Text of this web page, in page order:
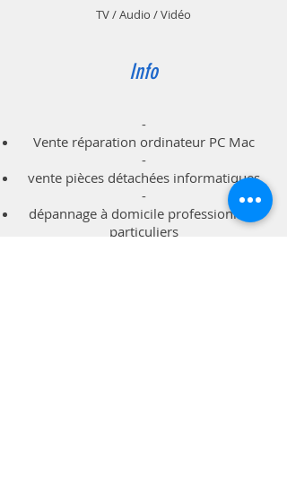
TV / Audio / Vidéo
Info
-
Vente réparation ordinateur PC Mac
-
vente pièces détachées informatiques
-
dépannage à domicile professionnels
particuliers